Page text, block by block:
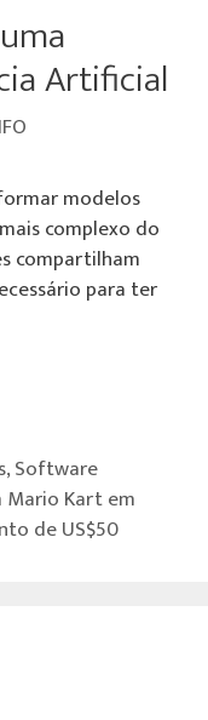
Artificial
modelos
complexo do
compartilham
para ter
,Software
Mario Kart em
de US$50